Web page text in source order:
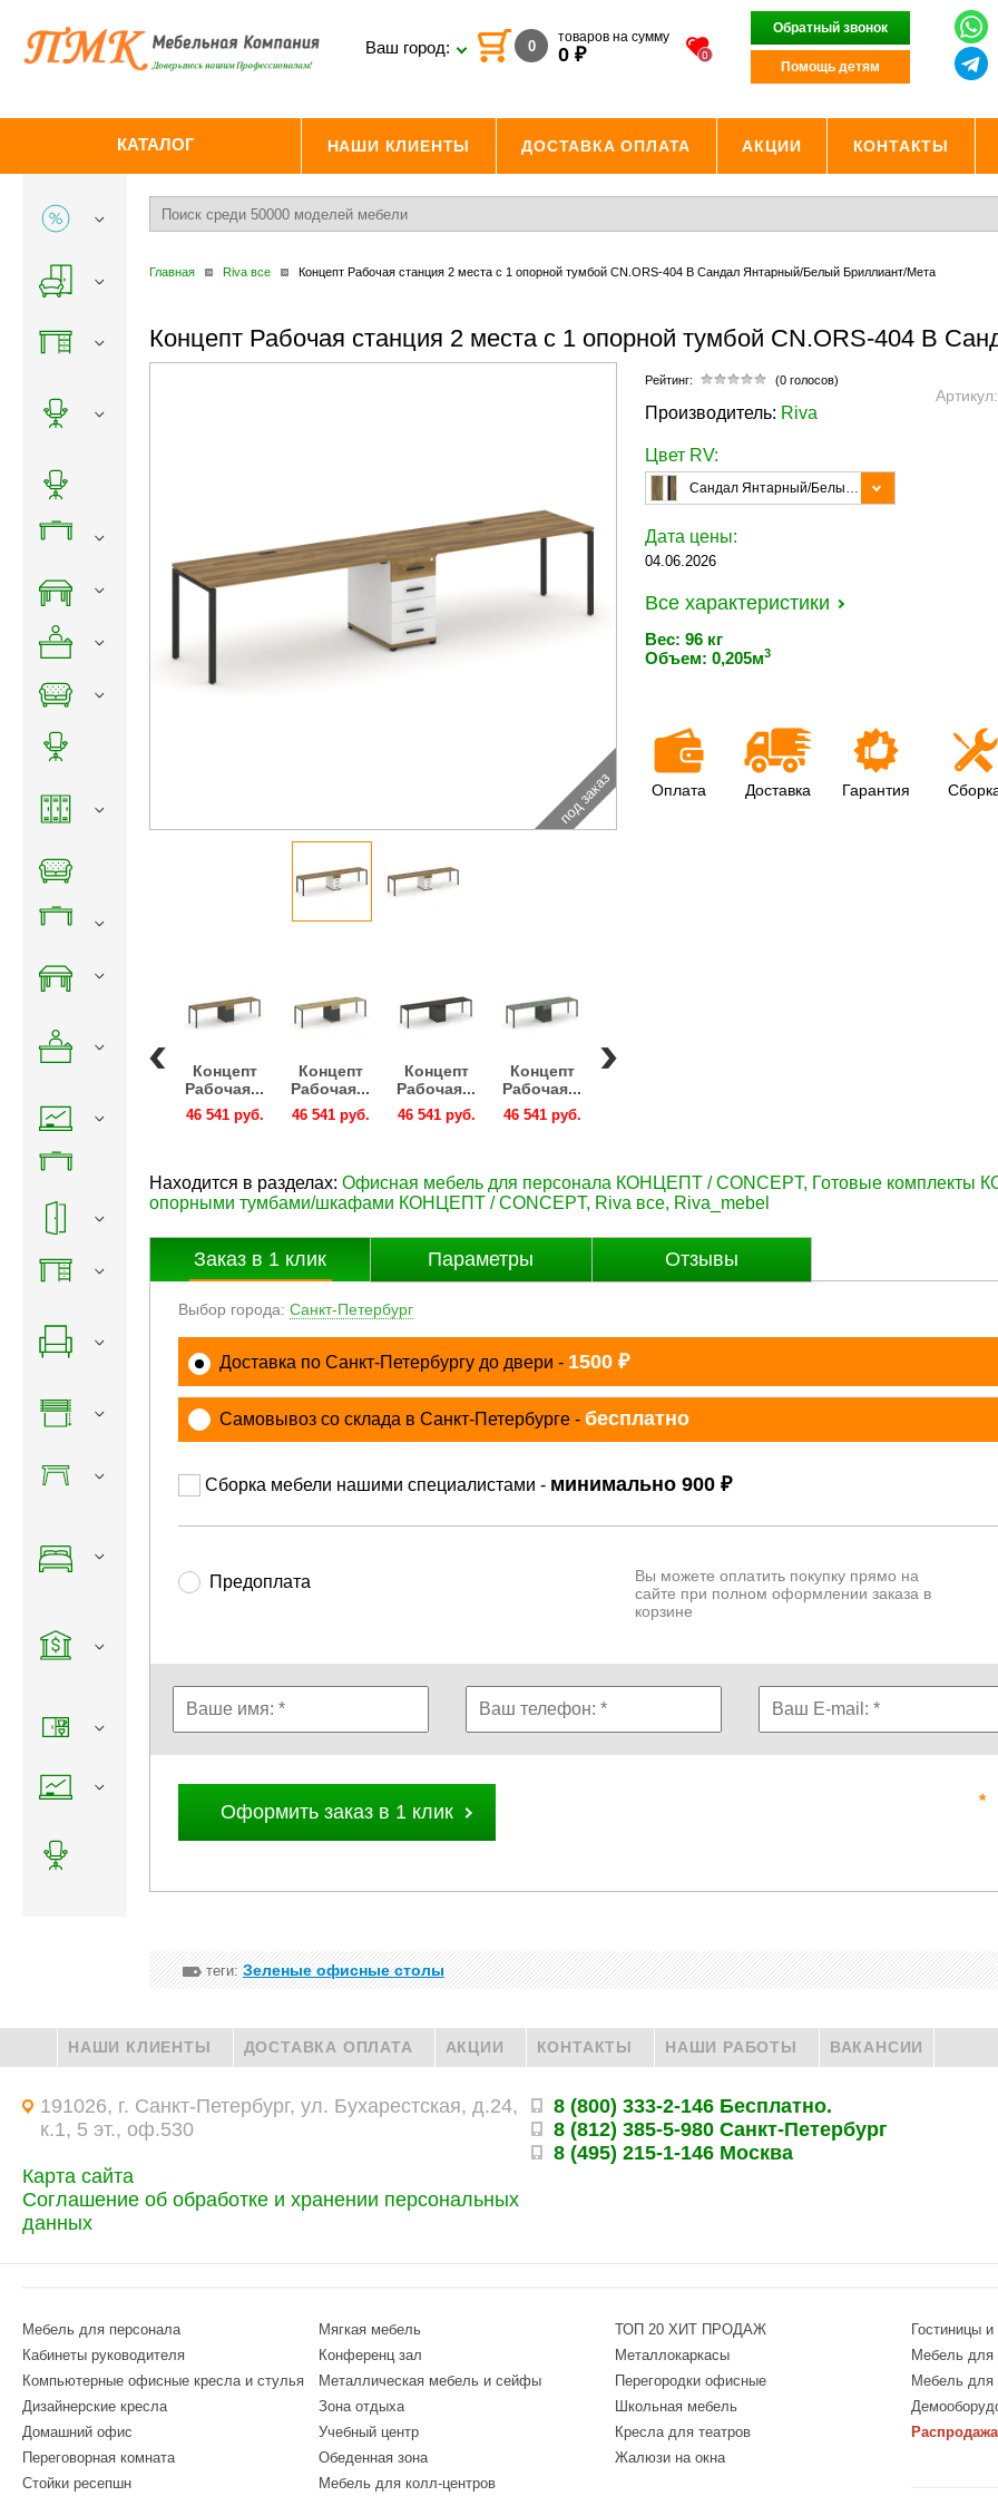
Ваш город: 0
товаров на сумму
0₽ 0
Обратный звонок
Помощь детям
КАТАЛОГ НАШИ КЛИЕНТЫ ДОСТАВКА ОПЛАТА АКЦИИ КОНТАКТЫ
Главная Riva все Концепт Рабочая станция 2 места с 1 опорной тумбой CN.ORS-404 B Сандал Янтарный/Белый Бриллиант/Мета
Концепт Рабочая станция 2 места с 1 опорной тумбой CN.ORS-404 B
под заказ
руб. 46 541 руб.
Концепт
Рабочая...
46 541 руб.
Концепт
Рабочая...
46 541 руб.
Концепт
Рабочая...
46 541 руб.
Концепт
Рабочая...
46 541 руб.
Рейтинг: (0 голосов)
Производитель: Riva
Цвет RV:
Сандал Янтарный/Белый Бриллиант/Металл Черный
Дата цены:
04.06.2026
Все характеристики
Вес: 96 кг
Объем: 0,205м3
Оплата Доставка Гарантия
Находится в разделах: Офисная мебель для персонала КОНЦЕПТ / CONCEPT, Готовые комплекты
опорными тумбами/шкафами КОНЦЕПТ / CONCEPT, Riva все, Riva_mebel
Заказ в 1 клик Параметры Отзывы
Выбор города: Санкт-Петербург
Доставка по Санкт-Петербургу до двери - 1500 ₽
Самовывоз со склада в Санкт-Петербурге - бесплатно
Сборка мебели нашими специалистами - минимально 900 ₽
Предоплата
Вы можете оплатить покупку прямо на
сайте при полном оформлении заказа в
корзине
Оформить заказ в 1 клик
теги:Зеленые офисные столы
НАШИ КЛИЕНТЫ ДОСТАВКА ОПЛАТА АКЦИИ КОНТАКТЫ НАШИ РАБОТЫ ВАКАНСИИ
191026, г. Санкт-Петербург, ул. Бухарестская, д.24,
к.1, 5 эт., оф.530
Карта сайта
Соглашение об обработке и хранении персональных
данных
8 (800) 333-2-146 Бесплатно.
8 (812) 385-5-980 Санкт-Петербург
8 (495) 215-1-146 Москва
Мебель для персонала
Кабинеты руководителя
Компьютерные офисные кресла и стулья
Дизайнерские кресла
Домашний офис
Переговорная комната
Стойки ресепшн
Мягкая мебель
Конференц зал
Металлическая мебель и сейфы
Зона отдыха
Учебный центр
Обеденная зона
Мебель для колл-центров
ТОП 20 ХИТ ПРОДАЖ
Металлокаркасы
Перегородки офисные
Школьная мебель
Кресла для театров
Жалюзи на окна
Гостиницы
Мебель для
Мебель для